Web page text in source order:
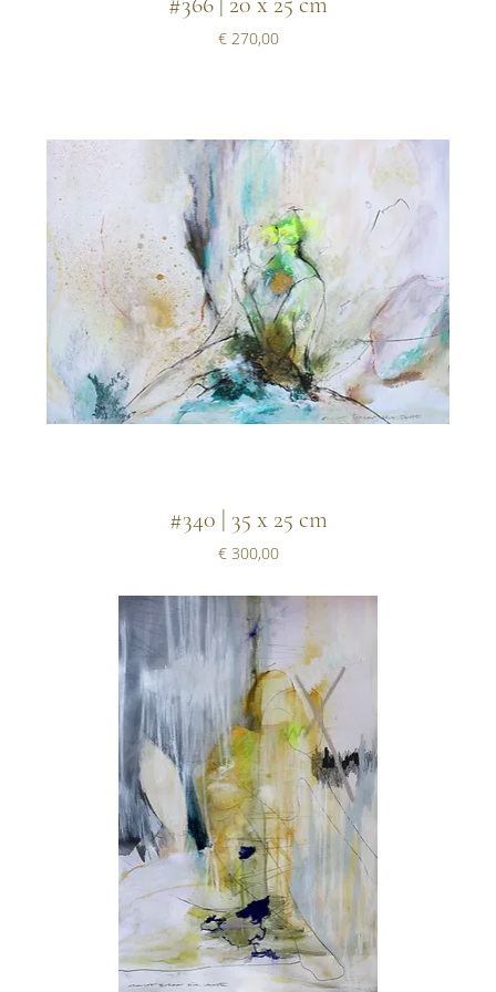
Prijs
€ 270,00
#340 | 35 x 25 cm
Prijs
€ 300,00